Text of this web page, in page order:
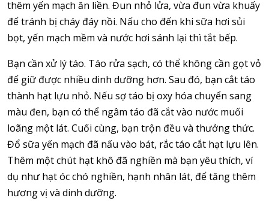
thêm yến mạch ăn liền. Đun nhỏ lửa, vừa đun vừa khuấy
để tránh bị cháy đáy nồi. Nấu cho đến khi sữa hơi sủi
bọt, yến mạch mềm và nước hơi sánh lại thì tắt bếp.
Bạn cần xử lý táo. Táo rửa sạch, có thể không cần gọt vỏ
để giữ được nhiều dinh dưỡng hơn. Sau đó, bạn cắt táo
thành hạt lựu nhỏ. Nếu sợ táo bị oxy hóa chuyển sang
màu đen, bạn có thể ngâm táo đã cắt vào nước muối
loãng một lát. Cuối cùng, bạn trộn đều và thưởng thức.
Đổ sữa yến mạch đã nấu vào bát, rắc táo cắt hạt lựu lên.
Thêm một chút hạt khô đã nghiền mà bạn yêu thích, ví
dụ như hạt óc chó nghiền, hạnh nhân lát, để tăng thêm
hương vị và dinh dưỡng.